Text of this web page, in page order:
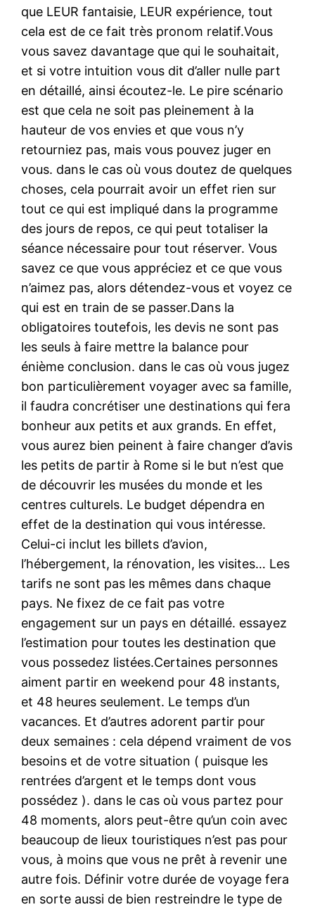
que LEUR fantaisie, LEUR expérience, tout
cela est de ce fait très pronom relatif.Vous
vous savez davantage que qui le souhaitait,
et si votre intuition vous dit d’aller nulle part
en détaillé, ainsi écoutez-le. Le pire scénario
est que cela ne soit pas pleinement à la
hauteur de vos envies et que vous n’y
retourniez pas, mais vous pouvez juger en
vous. dans le cas où vous doutez de quelques
choses, cela pourrait avoir un effet rien sur
tout ce qui est impliqué dans la programme
des jours de repos, ce qui peut totaliser la
séance nécessaire pour tout réserver. Vous
savez ce que vous appréciez et ce que vous
n’aimez pas, alors détendez-vous et voyez ce
qui est en train de se passer.Dans la
obligatoires toutefois, les devis ne sont pas
les seuls à faire mettre la balance pour
énième conclusion. dans le cas où vous jugez
bon particulièrement voyager avec sa famille,
il faudra concrétiser une destinations qui fera
bonheur aux petits et aux grands. En effet,
vous aurez bien peinent à faire changer d’avis
les petits de partir à Rome si le but n’est que
de découvrir les musées du monde et les
centres culturels. Le budget dépendra en
effet de la destination qui vous intéresse.
Celui-ci inclut les billets d’avion,
l’hébergement, la rénovation, les visites… Les
tarifs ne sont pas les mêmes dans chaque
pays. Ne fixez de ce fait pas votre
engagement sur un pays en détaillé. essayez
l’estimation pour toutes les destination que
vous possedez listées.Certaines personnes
aiment partir en weekend pour 48 instants,
et 48 heures seulement. Le temps d’un
vacances. Et d’autres adorent partir pour
deux semaines : cela dépend vraiment de vos
besoins et de votre situation ( puisque les
rentrées d’argent et le temps dont vous
possédez ). dans le cas où vous partez pour
48 moments, alors peut-être qu’un coin avec
beaucoup de lieux touristiques n’est pas pour
vous, à moins que vous ne prêt à revenir une
autre fois. Définir votre durée de voyage fera
en sorte aussi de bien restreindre le type de